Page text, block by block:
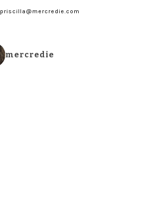
priscilla@mercredie.com
mercredie